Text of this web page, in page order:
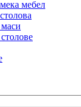
мебел